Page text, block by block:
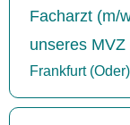
Facharzt (m/
unseres MVZ
Frankfurt (Oder)